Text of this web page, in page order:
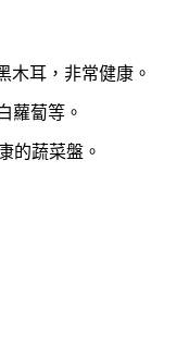
木耳，非常健康。
蘿蔔等。
的蔬菜盤。